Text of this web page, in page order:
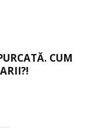
CUM